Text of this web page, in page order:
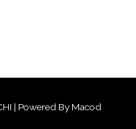
| Powered By Macod